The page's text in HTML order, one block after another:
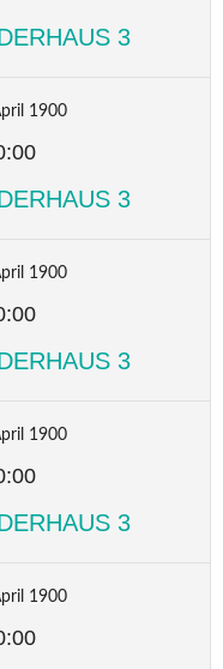
3
1900
3
1900
3
1900
3
1900